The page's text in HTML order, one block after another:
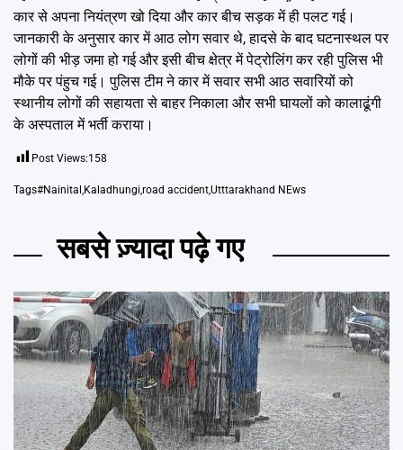
कार से अपना नियंत्रण खो दिया और कार बीच सड़क में ही पलट गई।
जानकारी के अनुसार कार में आठ लोग सवार थे, हादसे के बाद घटनास्थल पर
लोगों की भीड़ जमा हो गई और इसी बीच क्षेत्र में पेट्रोलिंग कर रही पुलिस भी
मौके पर पंहुच गई। पुलिस टीम ने कार में सवार सभी आठ सवारियों को
स्थानीय लोगों की सहायता से बाहर निकाला और सभी घायलों को कालाढूंगी
के अस्पताल में भर्ती कराया।
Post Views:158
Tags#Nainital,Kaladhungi,road accident,Utttarakhand NEws
सबसे ज़्यादा पढ़े गए